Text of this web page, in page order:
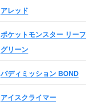
アレッド
ポケットモンスター リーフ
グリーン
バディミッション BOND
アイスクライマー